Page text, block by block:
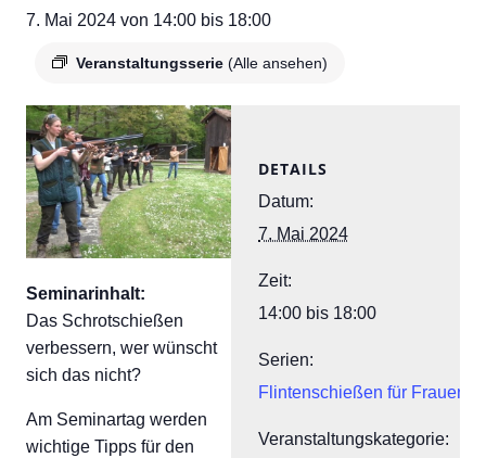
7. Mai 2024 von 14:00 bis 18:00
Veranstaltungsserie (Alle ansehen)
Seminarinhalt:
Das Schrotschießen
verbessern, wer wünscht
sich das nicht?
Am Seminartag werden
wichtige Tipps für den
DETAILS
Datum:
7. Mai 2024
Zeit:
14:00 bis 18:00
Serien:
Flintenschießen für Frauen
Veranstaltungskategorie: